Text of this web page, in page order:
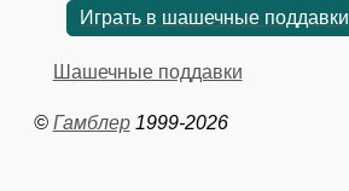
Играть в шашечные поддавки
Шашечные поддавки
© Гамблер1999-2026